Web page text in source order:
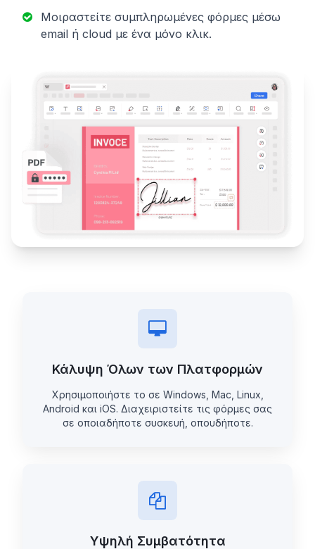
Μοιραστείτε συμπληρωμένες φόρμες μέσω
email ή cloud με ένα μόνο κλικ.
Κάλυψη Όλων των Πλατφορμών
Χρησιμοποιήστε το σε Windows, Mac, Linux,
Android και iOS. Διαχειριστείτε τις φόρμες σας
σε οποιαδήποτε συσκευή, οπουδήποτε.
Υψηλή Συμβατότητα